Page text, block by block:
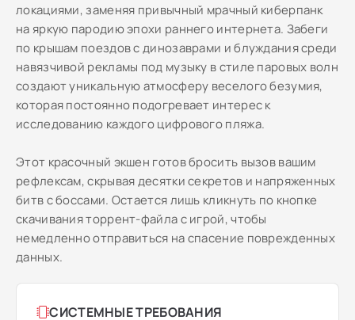
локациями, заменяя привычный мрачный киберпанк
на яркую пародию эпохи раннего интернета. Забеги
по крышам поездов с динозаврами и блуждания среди
навязчивой рекламы под музыку в стиле паровых волн
создают уникальную атмосферу веселого безумия,
которая постоянно подогревает интерес к
исследованию каждого цифрового пляжа.
Этот красочный экшен готов бросить вызов вашим
рефлексам, скрывая десятки секретов и напряженных
битв с боссами. Остается лишь кликнуть по кнопке
скачивания торрент-файла с игрой, чтобы
немедленно отправиться на спасение поврежденных
данных.
СИСТЕМНЫЕ ТРЕБОВАНИЯ